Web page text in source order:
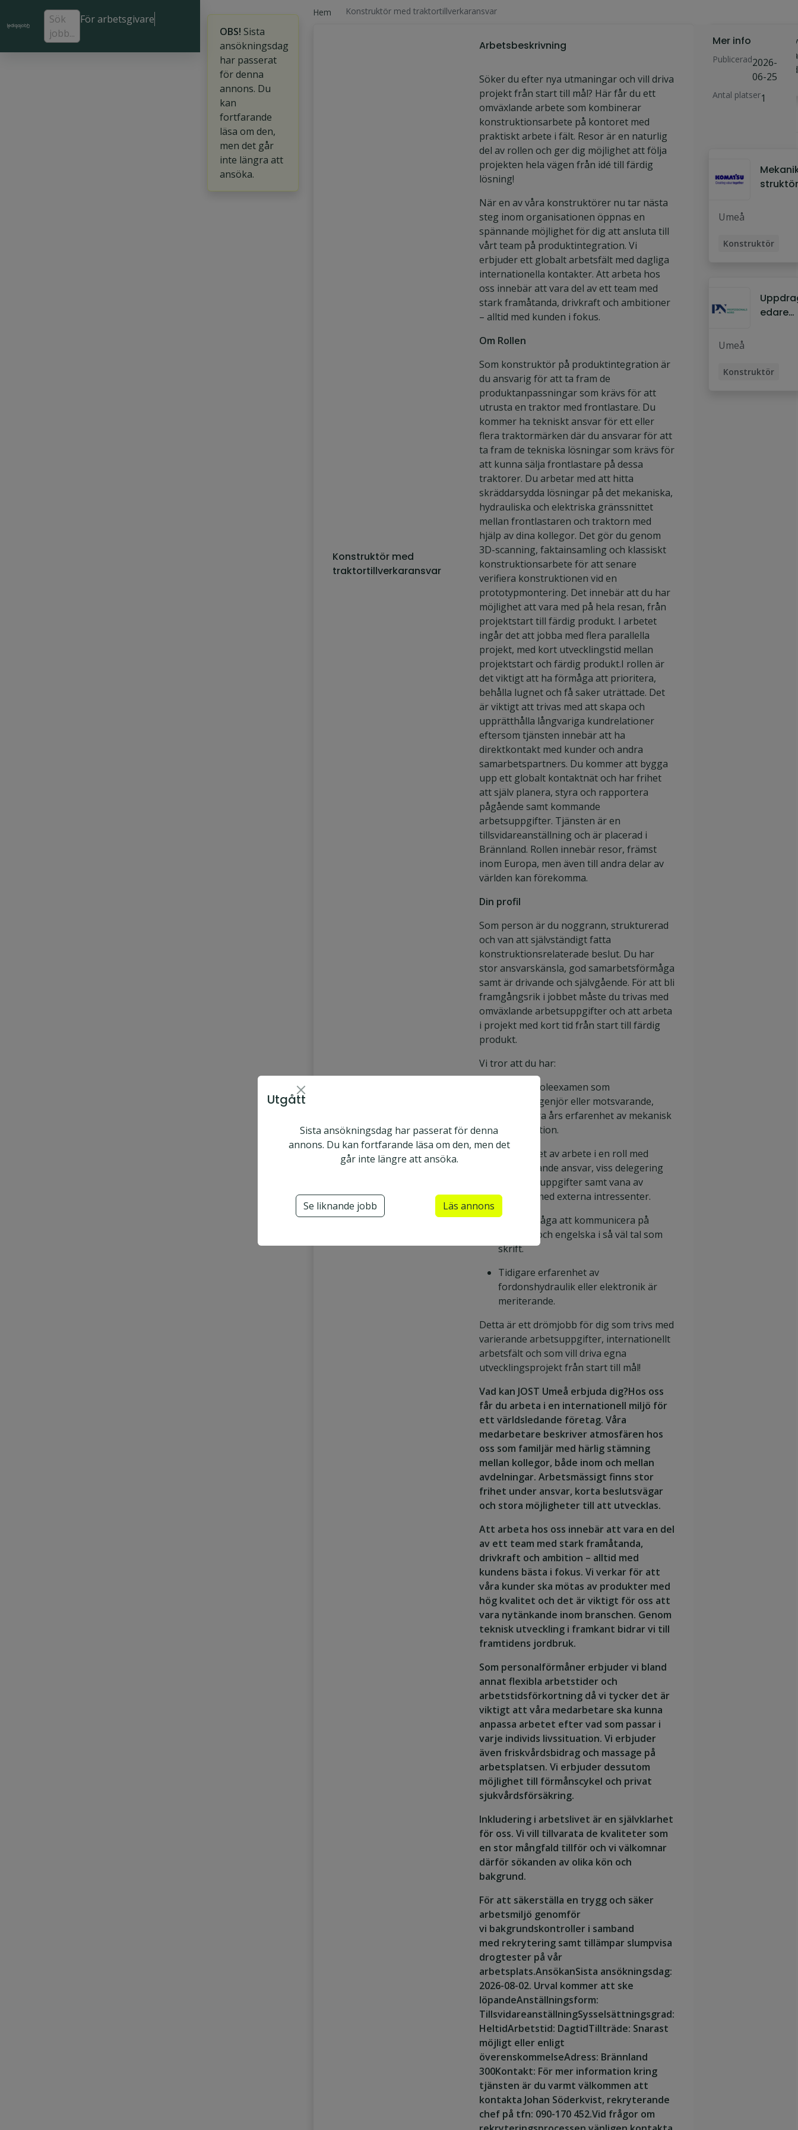
Sök
jobb...
För arbetsgivare
OBS! Sista
ansökningsdag
har passerat
för denna
annons. Du
kan
fortfarande
läsa om den,
men det går
inte längra att
ansöka.
Hem Konstruktör med traktortillverkaransvar
Konstruktör med
traktortillverkaransvar
Umeå
Heltid
Konstruktör
Utgått
Arbetsbeskrivning
Söker du efter nya utmaningar och vill driva
projekt från start till mål? Här får du ett
omväxlande arbete som kombinerar
konstruktionsarbete på kontoret med
praktiskt arbete i fält. Resor är en naturlig
del av rollen och ger dig möjlighet att följa
projekten hela vägen från idé till färdig
lösning!
När en av våra konstruktörer nu tar nästa
steg inom organisationen öppnas en
spännande möjlighet för dig att ansluta till
vårt team på produktintegration. Vi
erbjuder ett globalt arbetsfält med dagliga
internationella kontakter. Att arbeta hos
oss innebär att vara del av ett team med
stark framåtanda, drivkraft och ambitioner
– alltid med kunden i fokus.
Om Rollen
Som konstruktör på produktintegration är
du ansvarig för att ta fram de
produktanpassningar som krävs för att
utrusta en traktor med frontlastare. Du
kommer ha tekniskt ansvar för ett eller
flera traktormärken där du ansvarar för att
ta fram de tekniska lösningar som krävs för
att kunna sälja frontlastare på dessa
traktorer. Du arbetar med att hitta
skräddarsydda lösningar på det mekaniska,
hydrauliska och elektriska gränssnittet
mellan frontlastaren och traktorn med
hjälp av dina kollegor. Det gör du genom
3D-scanning, faktainsamling och klassiskt
konstruktionsarbete för att senare
verifiera konstruktionen vid en
prototypmontering. Det innebär att du har
möjlighet att vara med på hela resan, från
projektstart till färdig produkt. I arbetet
ingår det att jobba med flera parallella
projekt, med kort utvecklingstid mellan
projektstart och färdig produkt.I rollen är
det viktigt att ha förmåga att prioritera,
behålla lugnet och få saker uträttade. Det
är viktigt att trivas med att skapa och
upprätthålla långvariga kundrelationer
eftersom tjänsten innebär att ha
direktkontakt med kunder och andra
samarbetspartners. Du kommer att bygga
upp ett globalt kontaktnät och har frihet
att själv planera, styra och rapportera
pågående samt kommande
arbetsuppgifter. Tjänsten är en
tillsvidareanställning och är placerad i
Brännland. Rollen innebär resor, främst
inom Europa, men även till andra delar av
världen kan förekomma.
Din profil
Som person är du noggrann, strukturerad
och van att självständigt fatta
konstruktionsrelaterade beslut. Du har
stor ansvarskänsla, god samarbetsförmåga
samt är drivande och självgående. För att bli
framgångsrik i jobbet måste du trivas med
omväxlande arbetsuppgifter och att arbeta
i projekt med kort tid från start till färdig
produkt.
Vi tror att du har:
En högskoleexamen som
maskiningenjör eller motsvarande,
med några års erfarenhet av mekanisk
konstruktion.
Erfarenhet av arbete i en roll med
övergripande ansvar, viss delegering
av arbetsuppgifter samt vana av
kontakt med externa intressenter.
God förmåga att kommunicera på
svenska och engelska i så väl tal som
skrift.
Tidigare erfarenhet av
fordonshydraulik eller elektronik är
meriterande.
Detta är ett drömjobb för dig som trivs med
varierande arbetsuppgifter, internationellt
arbetsfält och som vill driva egna
utvecklingsprojekt från start till mål!
Vad kan JOST Umeå erbjuda dig?Hos oss
får du arbeta i en internationell miljö för
ett världsledande företag. Våra
medarbetare beskriver atmosfären hos
oss som familjär med härlig stämning
mellan kollegor, både inom och mellan
avdelningar. Arbetsmässigt finns stor
frihet under ansvar, korta beslutsvägar
och stora möjligheter till att utvecklas.
Att arbeta hos oss innebär att vara en del
av ett team med stark framåtanda,
drivkraft och ambition – alltid med
kundens bästa i fokus. Vi verkar för att
våra kunder ska mötas av produkter med
hög kvalitet och det är viktigt för oss att
vara nytänkande inom branschen. Genom
teknisk utveckling i framkant bidrar vi till
framtidens jordbruk.
Som personalförmåner erbjuder vi bland
annat flexibla arbetstider och
arbetstidsförkortning då vi tycker det är
viktigt att våra medarbetare ska kunna
anpassa arbetet efter vad som passar i
varje individs livssituation. Vi erbjuder
även friskvårdsbidrag och massage på
arbetsplatsen. Vi erbjuder dessutom
möjlighet till förmånscykel och privat
sjukvårdsförsäkring.
Inkludering i arbetslivet är en självklarhet
för oss. Vi vill tillvarata de kvaliteter som
en stor mångfald tillför och vi välkomnar
därför sökanden av olika kön och
bakgrund.
För att säkerställa en trygg och säker
arbetsmiljö genomför
vi bakgrundskontroller i samband
med rekrytering samt tillämpar slumpvisa
drogtester på vår
arbetsplats.AnsökanSista ansökningsdag:
2026-08-02. Urval kommer att ske
löpandeAnställningsform:
TillsvidareanställningSysselsättningsgrad:
HeltidArbetstid: DagtidTillträde: Snarast
möjligt eller enligt
överenskommelseAdress: Brännland
300Kontakt: För mer information kring
tjänsten är du varmt välkommen att
kontakta Johan Söderkvist, rekryterande
chef på tfn: 090-170 452.Vid frågor om
Mer info
Publicerad2026-
06-25
Antal platser1
Sök
jobbet
Ansök
Umeå
Konstruktör
edare
Umeå
Konstruktör
Utgått
Sista ansökningsdag har passerat för denna
annons. Du kan fortfarande läsa om den, men det
går inte längre att ansöka.
Se liknande jobb Läs annons